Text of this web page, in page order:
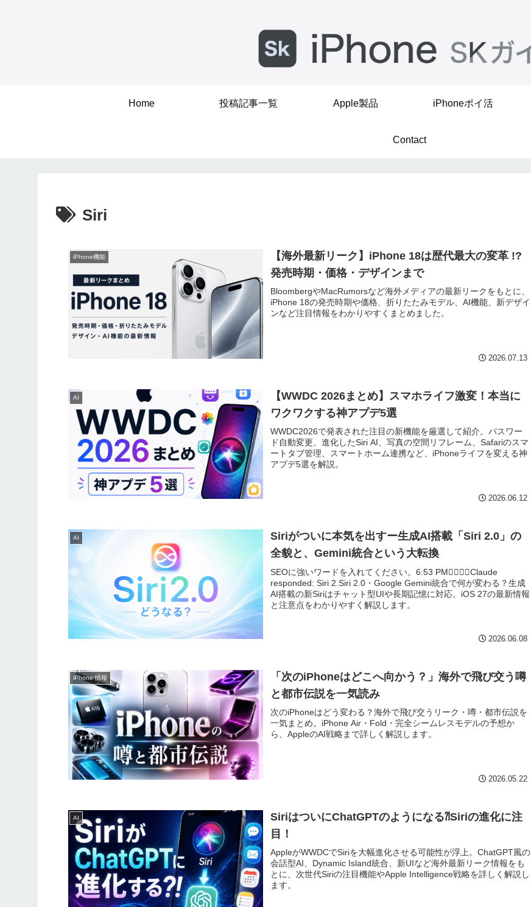
Home 投稿記事一覧 Apple製品 iPhoneポイ活
Contact
Siri
iPhone機能
【海外最新リーク】iPhone 18は歴代最大の変革 !?
発売時期・価格・デザインまで
BloombergやMacRumorsなど海外メディアの最新リークをもとに、
iPhone 18の発売時期や価格、折りたたみモデル、AI機能、新デザイ
ンなど注目情報をわかりやすくまとめました。
2026.07.13
AI
【WWDC 2026まとめ】スマホライフ激変！本当に
ワクワクする神アプデ5選
WWDC2026で発表された注目の新機能を厳選して紹介。パスワー
ド自動変更、進化したSiri AI、写真の空間リフレーム、Safariのスマ
ートタブ管理、スマートホーム連携など、iPhoneライフを変える神
アプデ5選を解説。
2026.06.12
AI
Siriがついに本気を出すー生成AI搭載「Siri 2.0」の
全貌と、Gemini統合という大転換
SEOに強いワードを入れてください。6:53 PMClaude
responded: Siri 2.Siri 2.0・Google Gemini統合で何が変わる？生成
AI搭載の新Siriはチャット型UIや長期記憶に対応。iOS 27の最新情報
と注意点をわかりやすく解説します。
2026.06.08
iPhone 情報
「次のiPhoneはどこへ向かう？」海外で飛び交う噂
と都市伝説を一気読み
次のiPhoneはどう変わる？海外で飛び交うリーク・噂・都市伝説を
一気まとめ。iPhone Air・Fold・完全シームレスモデルの予想か
ら、AppleのAI戦略まで詳しく解説します。
2026.05.22
AI
SiriはついにChatGPTのようになる⁈Siriの進化に注
目！
AppleがWWDCでSiriを大幅進化させる可能性が浮上。ChatGPT風の
会話型AI、Dynamic Island統合、新UIなど海外最新リーク情報をも
とに、次世代Siriの注目機能やApple Intelligence戦略を詳しく解説し
ます。